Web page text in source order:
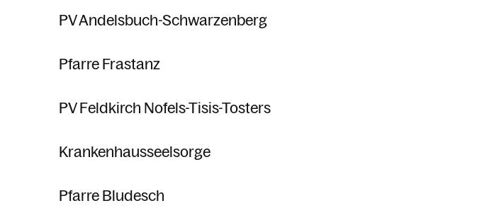
PV Andelsbuch-Schwarzenberg
Pfarre Frastanz
PV Feldkirch Nofels-Tisis-Tosters
Krankenhausseelsorge
Pfarre Bludesch